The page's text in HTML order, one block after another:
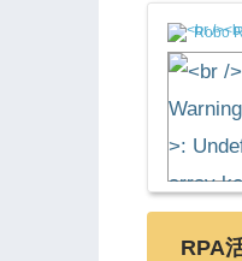
Robo
RPA